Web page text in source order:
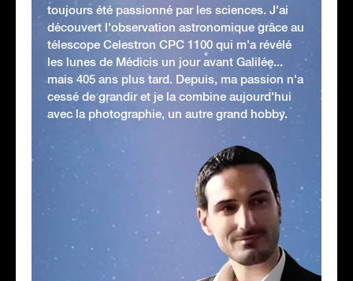
toujours été passionné par les sciences. J'ai
découvert l'observation astronomique grâce au
télescope Celestron CPC 1100 qui m'a révélé
les lunes de Médicis un jour avant Galilée...
mais 405 ans plus tard. Depuis, ma passion n'a
cessé de grandir et je la combine aujourd'hui
avec la photographie, un autre grand hobby.